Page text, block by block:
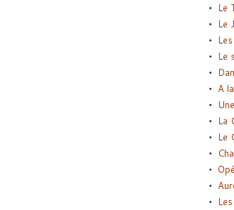
Le
Le
Le
A
La
Le